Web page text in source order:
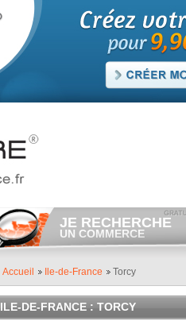
JE RECHERCHE
UN COMMERCE
Consulter gratuitementles
vendre.
Et/ou déposer gratuitement
votre recherche de
RECHERCHER UNE
Accueil Ile-de-France Torcy
ILE-DE-FRANCE: TORCY